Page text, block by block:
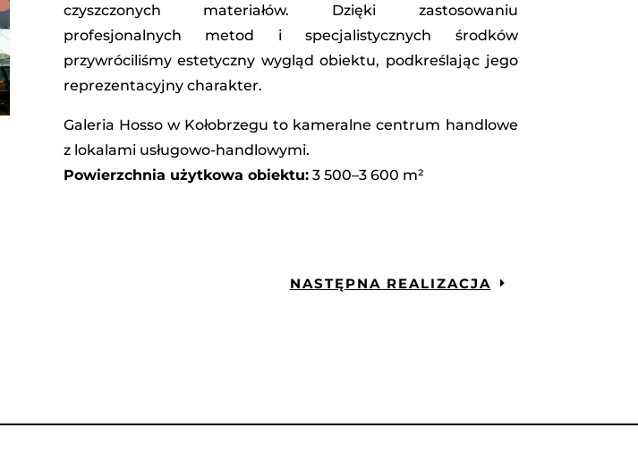
czyszczonych materiałów. Dzięki zastosowaniu
profesjonalnych metod i specjalistycznych środków
przywróciliśmy estetyczny wygląd obiektu, podkreślając jego
reprezentacyjny charakter.
Galeria Hosso w Kołobrzegu to kameralne centrum handlowe
z lokalami usługowo-handlowymi.
Powierzchnia użytkowa obiektu:3 500–3 600 m²
NASTĘPNA REALIZACJA